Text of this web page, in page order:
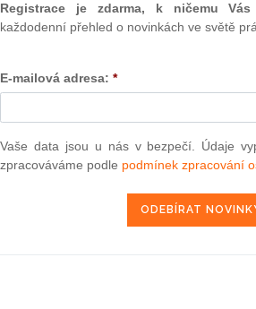
§ 601 občanského zákoníku (zákon
být vždy sjednána písemně,
následující důležitý závěr - zákon
vozidla jako věci movité si může kupující
prodeje rodinného domu či jiné
zapsána v katastru nemovitostí či
ujednání by bylo neplatné.
proč zákonodárce možnost sjednání
převádí-li se smluvně nemovitá věc, která
kupující jejím vlastníkem vkladem
Registrace je zdarma, k ničemu Vás
každodenní přehled o novinkách ve světě
E-mailová adresa: *
Vaše data jsou u nás v bezpečí. Údaje
zpracováváme podle podmínek zpracování